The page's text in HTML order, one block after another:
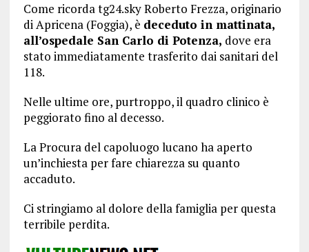
Come ricorda tg24.sky Roberto Frezza, originario
di Apricena (Foggia), è deceduto in mattinata,
all’ospedale San Carlo di Potenza, dove era
stato immediatamente trasferito dai sanitari del
118.
Nelle ultime ore, purtroppo, il quadro clinico è
peggiorato fino al decesso.
La Procura del capoluogo lucano ha aperto
un’inchiesta per fare chiarezza su quanto
accaduto.
Ci stringiamo al dolore della famiglia per questa
terribile perdita.